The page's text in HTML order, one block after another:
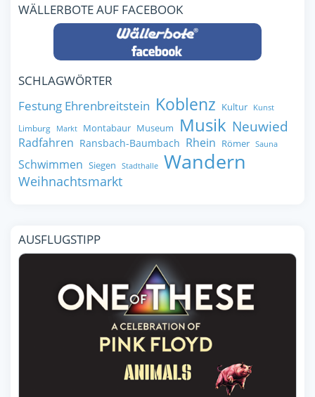
WÄLLERBOTE AUF FACEBOOK
SCHLAGWÖRTER
Festung Ehrenbreitstein Koblenz Kultur Kunst
Limburg Markt Montabaur Museum Musik Neuwied
Radfahren Ransbach-Baumbach Rhein Römer Sauna
Schwimmen Siegen Stadthalle Wandern
Weihnachtsmarkt
AUSFLUGSTIPP